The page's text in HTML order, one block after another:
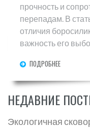
прочность и
перепадам. В
отличия
важность его
уходу и
изделий. Наш
стеклянной
ПОДРОБНЕЕ
НЕДАВНИЕ
Экологичная